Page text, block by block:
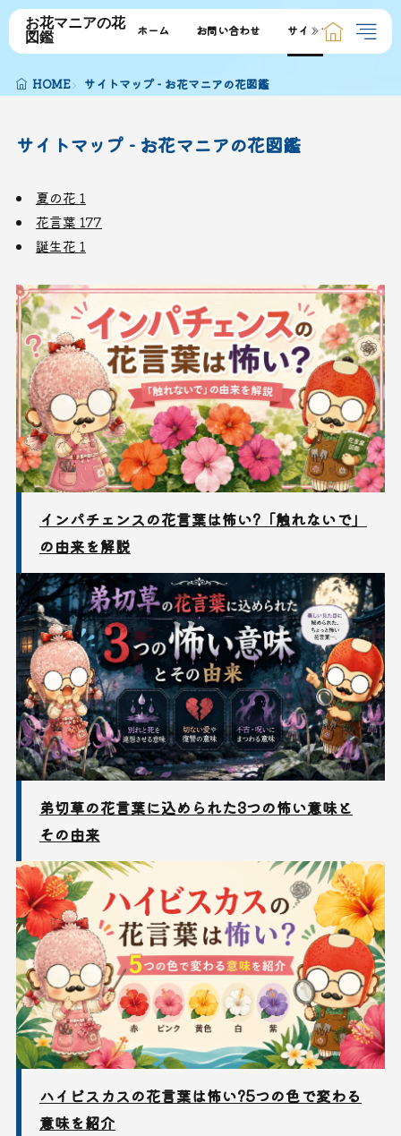
お花マニアの花
図鑑
ホーム お問い合わせ サイトマップ
HOME サイトマップ - お花マニアの花図鑑
サイトマップ - お花マニアの花図鑑
夏の花 1
花言葉 177
誕生花 1
インパチェンスの花言葉は怖い?「触れないで」
の由来を解説
弟切草の花言葉に込められた3つの怖い意味と
その由来
ハイビスカスの花言葉は怖い?5つの色で変わる
意味を紹介